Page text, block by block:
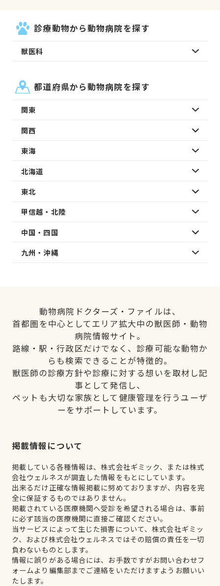
診療動物から動物病院を探す
獣医科
都道府県から動物病院を探す
関東
関西
東海
北海道
東北
甲信越・北陸
中国・四国
九州・沖縄
動物病院ドクターズ・ファイルは、
首都圏を中心としてエリア拡大中の獣医師・動物
病院情報サイト。
路線・駅・行政区だけでなく、診療可能な動物か
らも検索できることが特徴的。
獣医師の診療方針や診療に対する想いを取材し記
事として発信し、
ペットも大切な家族として健康管理を行うユーザ
ーをサポートしています。
掲載情報について
掲載している各種情報は、株式会社ギミック、または株式
会社ウェルネスが調査した情報をもとにしています。
出来るだけ正確な情報掲載に努めておりますが、内容を完
全に保証するものではありません。
掲載されている医療機関へ受診を希望される場合は、事前
に必ず該当の医療機関に直接ご確認ください。
当サービスによって生じた損害について、株式会社ギミッ
ク、および株式会社ウェルネスではその賠償の責任を一切
負わないものとします。
情報に誤りがある場合には、お手数ですがお問い合わせフ
ォームより編集部までご連絡をいただけますようお願いい
たします。